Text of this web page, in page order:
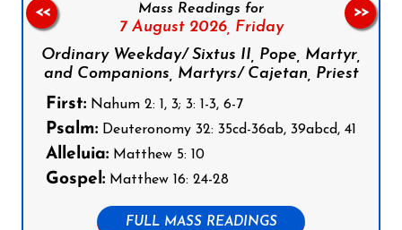
Mass Readings for
7 August 2026, Friday
Ordinary Weekday/ Sixtus II, Pope, Martyr,
and Companions, Martyrs/ Cajetan, Priest
First: Nahum 2: 1, 3; 3: 1-3, 6-7
Psalm: Deuteronomy 32: 35cd-36ab, 39abcd, 41
Alleluia: Matthew 5: 10
Gospel: Matthew 16: 24-28
FULL MASS READINGS
<< >>